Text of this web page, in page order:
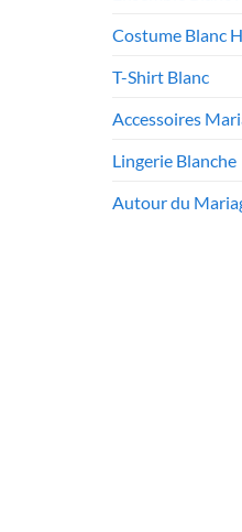
Costume Blanc
T-Shirt Blanc
Accessoires
Lingerie Blanche
Autour du